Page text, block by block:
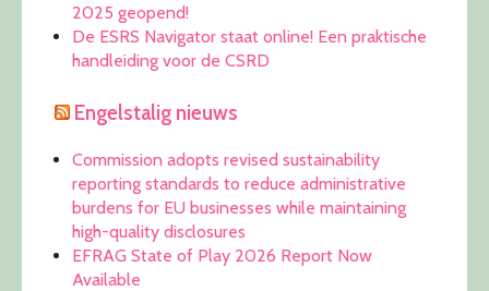
2025 geopend!
De ESRS Navigator staat online! Een praktische
handleiding voor de CSRD
Engelstalig nieuws
Commission adopts revised sustainability
reporting standards to reduce administrative
burdens for EU businesses while maintaining
high-quality disclosures
EFRAG State of Play 2026 Report Now
Available